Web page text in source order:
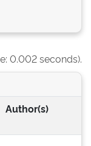
0.002 seconds).
Author(s)